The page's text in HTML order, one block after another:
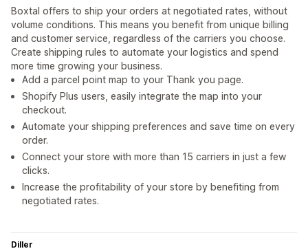
Boxtal offers to ship your orders at negotiated rates, without
volume conditions. This means you benefit from unique billing
and customer service, regardless of the carriers you choose.
Create shipping rules to automate your logistics and spend
more time growing your business.
Add a parcel point map to your Thank you page.
Shopify Plus users, easily integrate the map into your
checkout.
Automate your shipping preferences and save time on every
order.
Connect your store with more than 15 carriers in just a few
clicks.
Increase the profitability of your store by benefiting from
negotiated rates.
Diller